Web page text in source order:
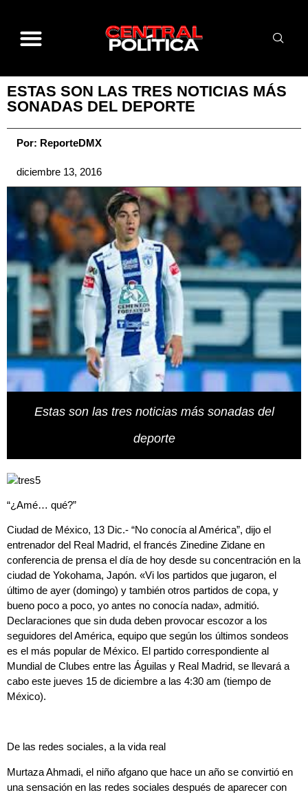
ESTAS SON LAS TRES NOTICIAS MÁS
SONADAS DEL DEPORTE
Por: ReporteDMX
diciembre 13, 2016
Estas son las tres noticias más sonadas del
deporte
“¿Amé… qué?”
Ciudad de México, 13 Dic.- “No conocía al América”, dijo el
entrenador del Real Madrid, el francés Zinedine Zidane en
conferencia de prensa el día de hoy desde su concentración en la
ciudad de Yokohama, Japón. «Vi los partidos que jugaron, el
último de ayer (domingo) y también otros partidos de copa, y
bueno poco a poco, yo antes no conocía nada», admitió.
Declaraciones que sin duda deben provocar escozor a los
seguidores del América, equipo que según los últimos sondeos
es el más popular de México. El partido correspondiente al
Mundial de Clubes entre las Águilas y Real Madrid, se llevará a
cabo este jueves 15 de diciembre a las 4:30 am (tiempo de
México).
De las redes sociales, a la vida real
Murtaza Ahmadi, el niño afgano que hace un año se convirtió en
una sensación en las redes sociales después de aparecer con